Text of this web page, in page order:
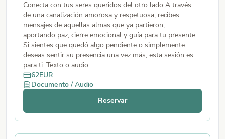
Conecta con tus seres queridos del otro lado A través
de una canalización amorosa y respetuosa, recibes
mensajes de aquellas almas que ya partieron,
aportando paz, cierre emocional y guía para tu presente.
Si sientes que quedó algo pendiente o simplemente
deseas sentir su presencia una vez más, esta sesión es
para ti. Texto o audio.
62EUR
Documento / Audio
Reservar